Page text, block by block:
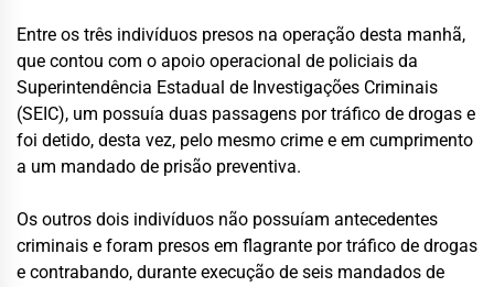
Entre os três indivíduos presos na operação desta manhã,
que contou com o apoio operacional de policiais da
Superintendência Estadual de Investigações Criminais
(SEIC), um possuía duas passagens por tráfico de drogas e
foi detido, desta vez, pelo mesmo crime e em cumprimento
a um mandado de prisão preventiva.
Os outros dois indivíduos não possuíam antecedentes
criminais e foram presos em flagrante por tráfico de drogas
e contrabando, durante execução de seis mandados de